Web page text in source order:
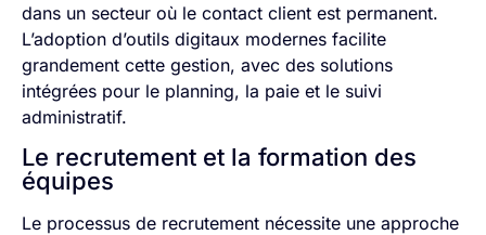
dans un secteur où le contact client est permanent.
L’adoption d’outils digitaux modernes facilite
grandement cette gestion, avec des solutions
intégrées pour le planning, la paie et le suivi
administratif.
Le recrutement et la formation des
équipes
Le processus de recrutement nécessite une approche